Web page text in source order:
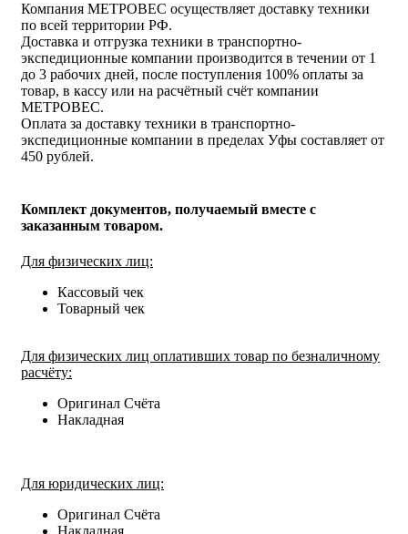
Компания МЕТРОВЕС осуществляет доставку техники
по всей территории РФ.
Доставка и отгрузка техники в транспортно-
экспедиционные компании производится в течении от 1
до 3 рабочих дней, после поступления 100% оплаты за
товар, в кассу или на расчётный счёт компании
МЕТРОВЕС.
Оплата за доставку техники в транспортно-
экспедиционные компании в пределах Уфы составляет от
450 рублей.
Комплект документов, получаемый вместе с
заказанным товаром.
Для физических лиц:
Кассовый чек
Товарный чек
Для физических лиц оплативших товар по безналичному
расчёту:
Оригинал Счёта
Накладная
Для юридических лиц:
Оригинал Счёта
Накладная